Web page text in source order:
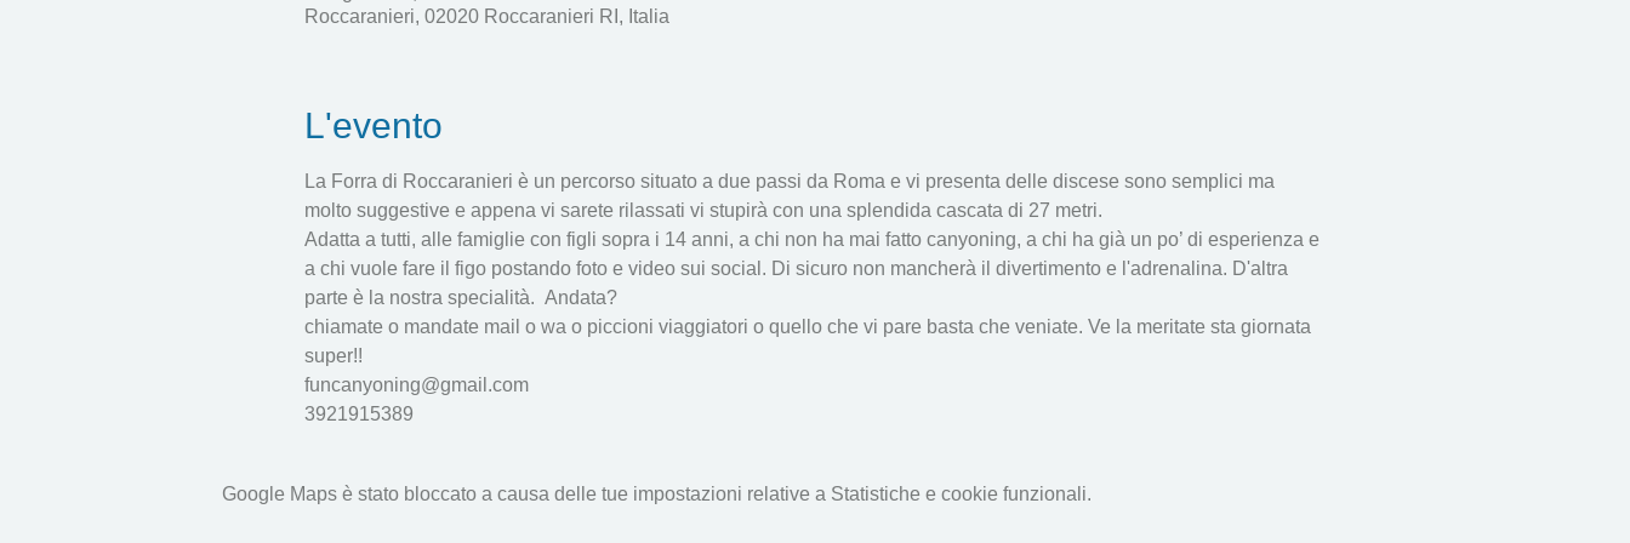
Roccaranieri, 02020 Roccaranieri RI, Italia
L'evento
La Forra di Roccaranieri è un percorso situato a due passi da Roma e vi presenta delle discese sono semplici ma
molto suggestive e appena vi sarete rilassati vi stupirà con una splendida cascata di 27 metri.
Adatta a tutti, alle famiglie con figli sopra i 14 anni, a chi non ha mai fatto canyoning, a chi ha già un po’ di esperienza e
a chi vuole fare il figo postando foto e video sui social. Di sicuro non mancherà il divertimento e l'adrenalina. D'altra
parte è la nostra specialità.  Andata?
chiamate o mandate mail o wa o piccioni viaggiatori o quello che vi pare basta che veniate. Ve la meritate sta giornata
super!!
funcanyoning@gmail.com
3921915389
Google Maps è stato bloccato a causa delle tue impostazioni relative a Statistiche e cookie funzionali.